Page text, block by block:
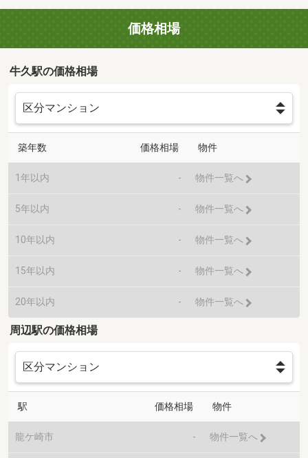
価格相場
牛久駅の価格相場
築年数 価格相場 物件
1年以内 - 物件一覧へ
5年以内 - 物件一覧へ
10年以内 - 物件一覧へ
15年以内 - 物件一覧へ
20年以内 - 物件一覧へ
周辺駅の価格相場
駅 価格相場 物件
龍ケ崎市 - 物件一覧へ